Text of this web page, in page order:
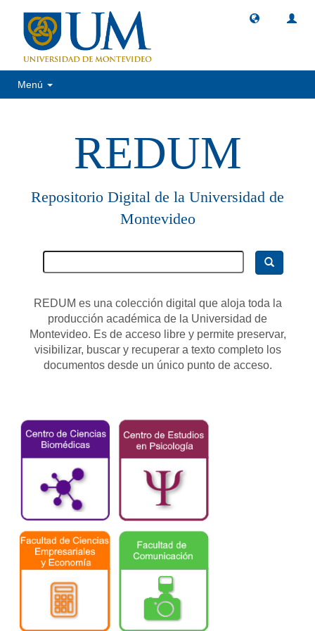
Menú
REDUM
Repositorio Digital de la Universidad de
Montevideo
REDUM es una colección digital que aloja toda la
producción académica de la Universidad de
Montevideo. Es de acceso libre y permite preservar,
visibilizar, buscar y recuperar a texto completo los
documentos desde un único punto de acceso.